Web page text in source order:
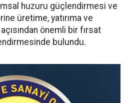
huzuru güçlendirmesi ve
üretime, yatırıma ve
önemli bir fırsat
bulundu.